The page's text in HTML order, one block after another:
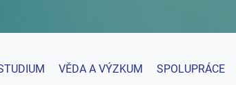
VĚDA A VÝZKUM SPOLUPRÁCE